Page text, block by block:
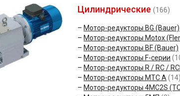
Цилиндрические (166)
Мотор-редукторы BG (Bauer)
Мотор-редукторы Motox
Мотор-редукторы BF (Bauer)
Мотор-редукторы F-серии
Мотор-редукторы R / RC /
Мотор-редукторы MTC A (14)
Мотор-редукторы 4MC2S